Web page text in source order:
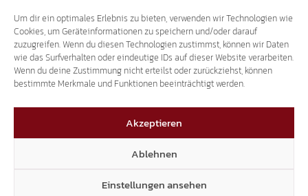
Um dir ein optimales Erlebnis zu bieten, verwenden wir Technologien wie
Cookies, um Geräteinformationen zu speichern und/oder darauf
zuzugreifen. Wenn du diesen Technologien zustimmst, können wir Daten
wie das Surfverhalten oder eindeutige IDs auf dieser Website verarbeiten.
Wenn du deine Zustimmung nicht erteilst oder zurückziehst, können
bestimmte Merkmale und Funktionen beeinträchtigt werden.
Akzeptieren
Ablehnen
Einstellungen ansehen
Threads
3.401
YouTube